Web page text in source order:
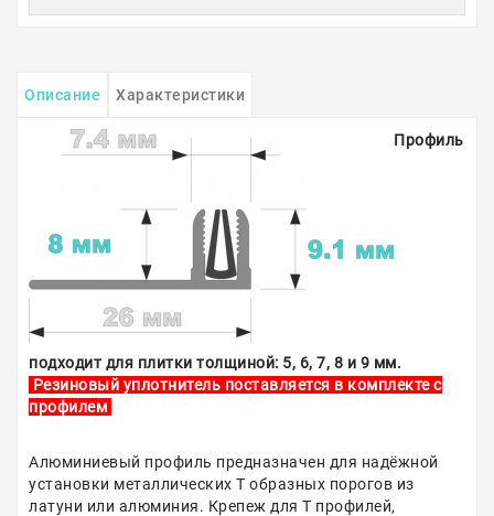
Описание Характеристики
Профиль
подходит для плитки толщиной: 5, 6, 7, 8 и 9 мм.
Резиновый уплотнитель поставляется в комплекте с
профилем
Алюминиевый профиль предназначен для надёжной
установки металлических Т образных порогов из
латуни или алюминия. Крепеж для Т профилей,